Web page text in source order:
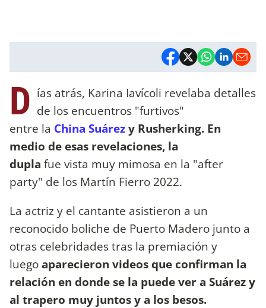
D ías atrás, Karina Iavícoli revelaba detalles
de los encuentros "furtivos"
entre la China Suárezy Rusherking. En
medio de esas revelaciones, la
dupla fue vista muy mimosa en la "after
party" de los Martín Fierro 2022.
La actriz y el cantante asistieron a un
reconocido boliche de Puerto Madero junto a
otras celebridades tras la premiación y
luegoaparecieron videos que confirman la
relación en donde se la puede ver a Suárez y
al trapero muy juntos y a los besos.